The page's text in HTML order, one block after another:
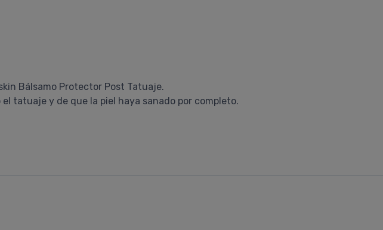
Bálsamo Protector Post Tatuaje.
tatuaje y de que la piel haya sanado por completo.